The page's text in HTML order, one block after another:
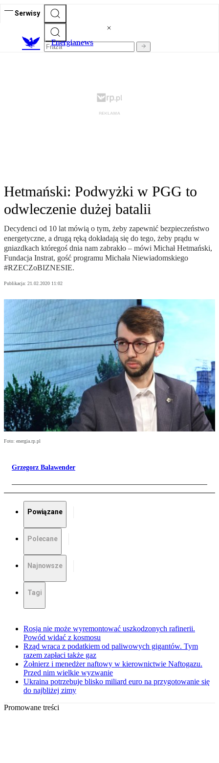
Serwisy
Energianews
Hetmański: Podwyżki w PGG to
odwleczenie dużej batalii
Decydenci od 10 lat mówią o tym, żeby zapewnić bezpieczeństwo
energetyczne, a drugą ręką dokładają się do tego, żeby prądu w
gniazdkach któregoś dnia nam zabrakło – mówi Michał Hetmański,
Fundacja Instrat, gość programu Michała Niewiadomskiego
#RZECZoBIZNESIE.
Publikacja: 21.02.2020 11:02
Foto: energia.rp.pl
Grzegorz Balawender
Powiązane
Polecane
Najnowsze
Tagi
Rosja nie może wyremontować uszkodzonych rafinerii.
Powód widać z kosmosu
Rząd wraca z podatkiem od paliwowych gigantów. Tym
razem zapłaci także gaz
Żołnierz i menedżer naftowy w kierownictwie Naftogazu.
Przed nim wielkie wyzwanie
Ukraina potrzebuje blisko miliard euro na przygotowanie się
do najbliżej zimy
Promowane treści